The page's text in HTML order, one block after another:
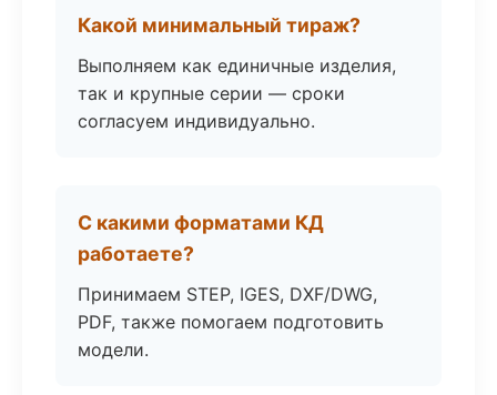
Какой минимальный тираж?
Выполняем как единичные изделия,
так и крупные серии — сроки
согласуем индивидуально.
С какими форматами КД
работаете?
Принимаем STEP, IGES, DXF/DWG,
PDF, также помогаем подготовить
модели.